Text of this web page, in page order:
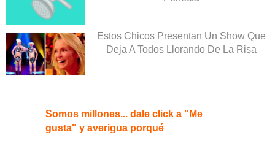
Estos Chicos Presentan Un Show Que
Deja A Todos Llorando De La Risa
Somos millones... dale click a "Me
gusta" y averigua porqué